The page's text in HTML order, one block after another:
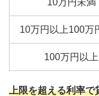
10万円未満
10万円以上100万
100万円以上
上限を超える利率で